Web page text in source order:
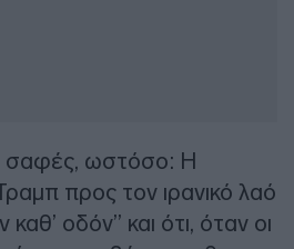
σαφές, ωστόσο: Η
προς τον ιρανικό λαό
καθ’ οδόν” και ότι, όταν οι